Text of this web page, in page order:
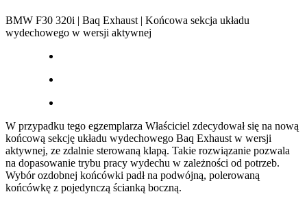
BMW F30 320i | Baq Exhaust | Końcowa sekcja układu
wydechowego w wersji aktywnej
W przypadku tego egzemplarza Właściciel zdecydował się na nową
końcową sekcję układu wydechowego Baq Exhaust w wersji
aktywnej, ze zdalnie sterowaną klapą. Takie rozwiązanie pozwala
na dopasowanie trybu pracy wydechu w zależności od potrzeb.
Wybór ozdobnej końcówki padł na podwójną, polerowaną
końcówkę z pojedynczą ścianką boczną.